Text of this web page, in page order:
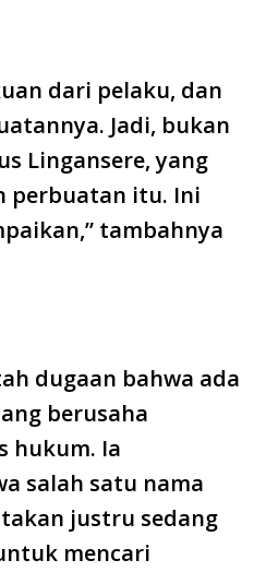
dari pelaku, dan
Jadi, bukan
Lingansere, yang
perbuatan itu. Ini
tambahnya
dugaan bahwa ada
berusaha
hukum. Ia
salah satu nama
justru sedang
mencari